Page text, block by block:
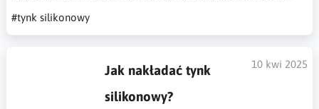
#tynk silikonowy
10 kwi 2025
Jak nakładać tynk
silikonowy?